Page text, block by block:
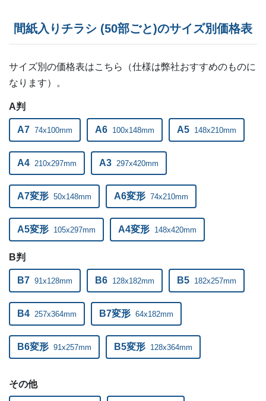
29,500部
30,000部 ー ー
32,000部 ー
ー
34,000部
35,000部 ー
36,000部 ー
38,000部
39,000部 ー
ー
間紙入りチラシ (50部ごと)のサイズ別価格表
サイズ別の価格表はこちら（仕様は弊社おすすめのものに
なります）。
A判
A7 74x100mm A6 100x148mm A5 148x210mm
A4 210x297mm A3 297x420mm
A7変形 50x148mm A6変形 74x210mm
A5変形 105x297mm A4変形 148x420mm
B判
B7 91x128mm B6 128x182mm B5 182x257mm
B4 257x364mm B7変形 64x182mm
B6変形 91x257mm B5変形 128x364mm
その他